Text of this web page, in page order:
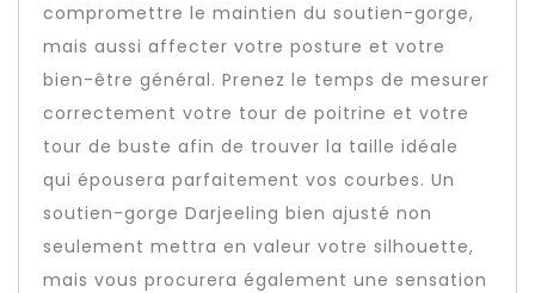
compromettre le maintien du soutien-gorge,
mais aussi affecter votre posture et votre
bien-être général. Prenez le temps de mesurer
correctement votre tour de poitrine et votre
tour de buste afin de trouver la taille idéale
qui épousera parfaitement vos courbes. Un
soutien-gorge Darjeeling bien ajusté non
seulement mettra en valeur votre silhouette,
mais vous procurera également une sensation